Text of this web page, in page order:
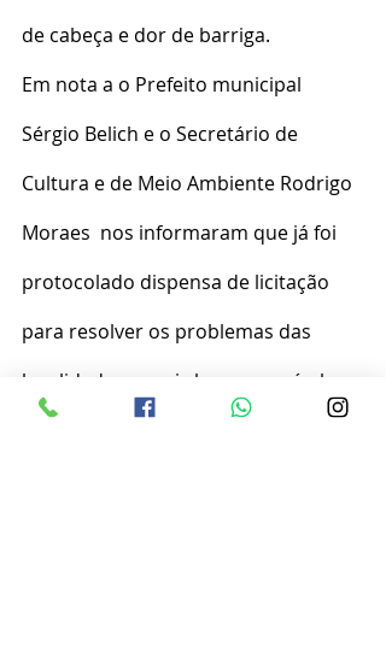
de cabeça e dor de barriga.
Em nota a o Prefeito municipal
Sérgio Belich e o Secretário de
Cultura e de Meio Ambiente Rodrigo
Moraes  nos informaram que já foi
protocolado dispensa de licitação
para resolver os problemas das
localidades o mais breve possível e